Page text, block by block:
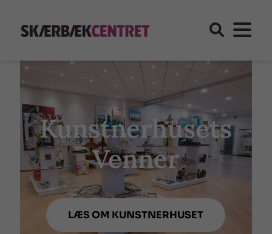
Kunstnerhusets
Venner
LÆS OM KUNSTNERHUSET